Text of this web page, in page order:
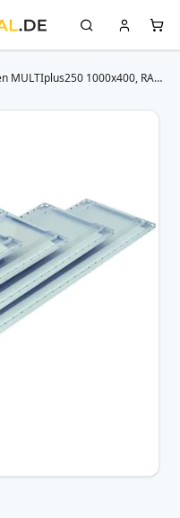
MULTIplus250 1000x400, RAL